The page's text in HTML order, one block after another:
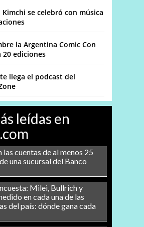
Kimchi se celebró con música
la Argentina Comic Con
20 ediciones
llega el podcast del
leídas en
las cuentas de al menos 25
una sucursal del Banco
Milei, Bullrich y
en cada una de las
del país: dónde gana cada